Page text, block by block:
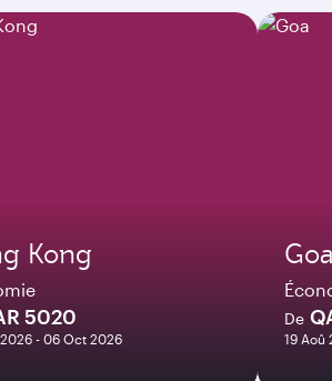
Kong
5020
- 06 Oct 2026
De
19 Aoû